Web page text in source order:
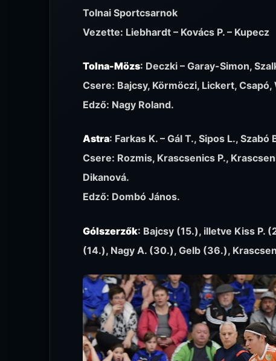
Tolnai Sportcsarnok
Vezette: Liebhardt – Kovács P. – Kupecz
Tolna-Mözs: Deczki – Garay-Simon,
Csere: Bajcsy, Körmöczi, Lickert,
Edző: Nagy Roland.
Astra: Farkas K. – Gál T., Sipos L., Szabó
Csere: Rozmis, Krascsenics P.,
Dikanová.
Edző: Dombó János.
Gólszerzők: Bajcsy (15.), illetve Kiss P.
(14.), Nagy A. (30.), Gelb (36.),